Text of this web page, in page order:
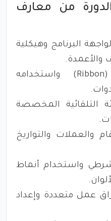
من معارف
البرنامج وهيكلية
والأعمدة.
ميزات الشريط (Ribbon) واستخدامه
التلقائية المخصصة
والعملات والتواريخ
واستخدام أنماط
عمل متعددة وإعداد